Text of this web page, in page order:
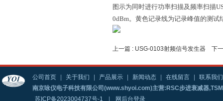
图示为同时进行功率扫描及频率扫描
0dBm。 黄色记录线为记录峰值的测试
上一篇 : USG-0103射频信号发生器 下
公司首页 关于我们 产品展示 新闻动态 在线留言
联系我们
南京咏仪电子科技有限公司(www.shyoi.com)主营:RSC步进衰减器
苏ICP备2023004737号-1
网后台登录